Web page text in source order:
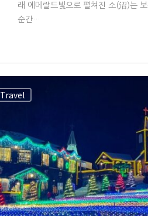
래 에메랄드빛으로 펼쳐진 소(沼)는
순간…
Travel